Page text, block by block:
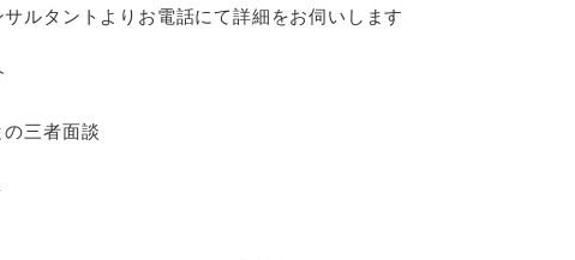
ルタントよりお電話にて詳細をお伺いします
三者面談